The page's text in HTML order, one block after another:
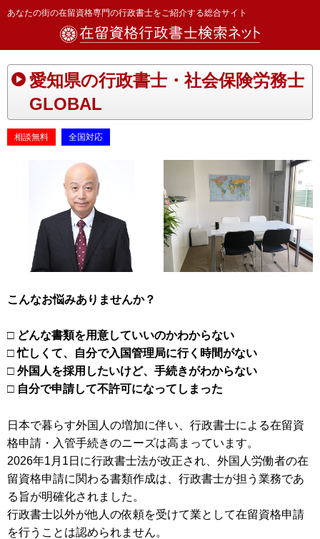
あなたの街の在留資格専門の行政書士をご紹介する総合サイト
愛知県の行政書士・社会保険労務士
GLOBAL
相談無料 全国対応
こんなお悩みありませんか？
□ どんな書類を用意していいのかわからない
□ 忙しくて、自分で入国管理局に行く時間がない
□ 外国人を採用したいけど、手続きがわからない
□ 自分で申請して不許可になってしまった
日本で暮らす外国人の増加に伴い、行政書士による在留資
格申請・入管手続きのニーズは高まっています。
2026年1月1日に行政書士法が改正され、外国人労働者の在
留資格申請に関わる書類作成は、行政書士が担う業務であ
る旨が明確化されました。
行政書士以外が他人の依頼を受けて業として在留資格申請
を行うことは認められません。